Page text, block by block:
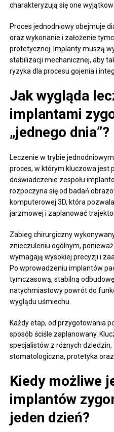
charakteryzują się one
Proces jednodniowy obejmuje
oraz wykonanie i założenie
protetycznej. Implanty muszą
stabilizacji mechanicznej, aby
ryzyka dla procesu gojenia i
Jak wygląda
implantami
„jednego dnia”?
Leczenie w trybie
proces, w którym kluczowa jest
doświadczenie zespołu
rozpoczyna się od badań
komputerowej 3D, która
jarzmowej i zaplanować
Zabieg chirurgiczny
znieczuleniu ogólnym,
wymagają wysokiej precyzji i
Po wprowadzeniu implantów
tymczasową, stabilną
natychmiastowy powrót do
wyglądu uśmiechu.
Każdy etap, od przygotowania
sposób ściśle zaplanowany.
specjalistów z różnych dziedzin,
stomatologiczna, protetyka
Kiedy możliwe
implantów
jeden dzień?